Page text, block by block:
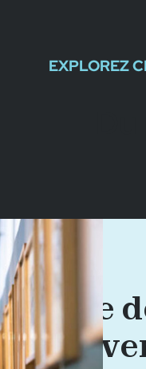
EXPLOREZ
Faire